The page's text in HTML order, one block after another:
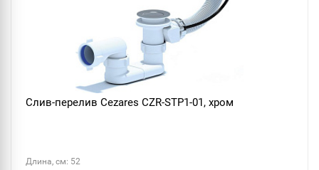
Слив-перелив Cezares CZR-STP1-01, хром
Длина, см: 52